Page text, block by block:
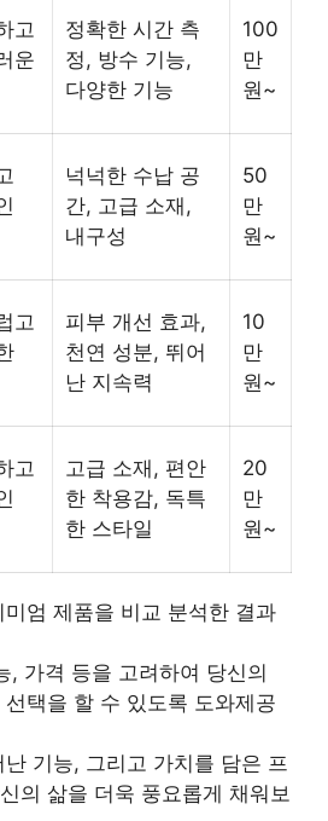
고
운
정확한 시간 측
정, 방수 기능,
다양한 기능
100
만
원~
넉넉한 수납 공
간, 고급 소재,
내구성
50
만
원~
고
피부 개선 효과,
천연 성분, 뛰어
난 지속력
10
만
원~
고
고급 소재, 편안
한 착용감, 독특
한 스타일
20
만
원~
엄 제품을 비교 분석한 결과
, 가격 등을 고려하여 당신의
택을 할 수 있도록 도와제공
기능, 그리고 가치를 담은 프
의 삶을 더욱 풍요롭게 채워보